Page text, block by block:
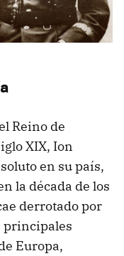
Reino de
XIX, Ion
en su país,
la década de los
derrotado por
principales
Europa,